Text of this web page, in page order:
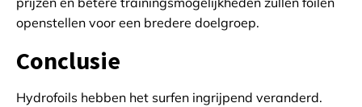
openstellen voor een bredere doelgroep.
Conclusie
Hydrofoils hebben het surfen ingrijpend veranderd.